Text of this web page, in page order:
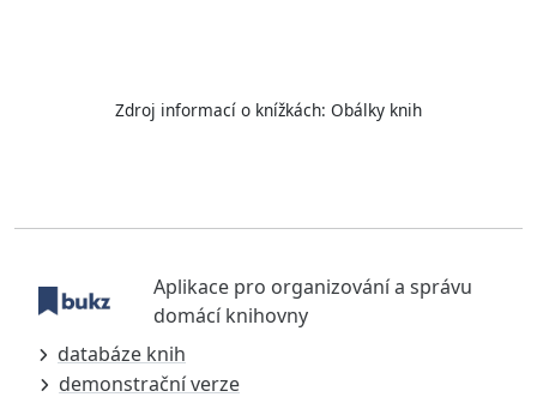
Zdroj informací o knížkách: Obálky knih
Aplikace pro organizování a správu
domácí knihovny
databáze knih
demonstrační verze